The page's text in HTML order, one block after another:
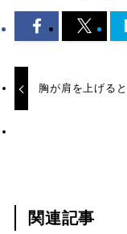
胸が肩を上げる
関連記事